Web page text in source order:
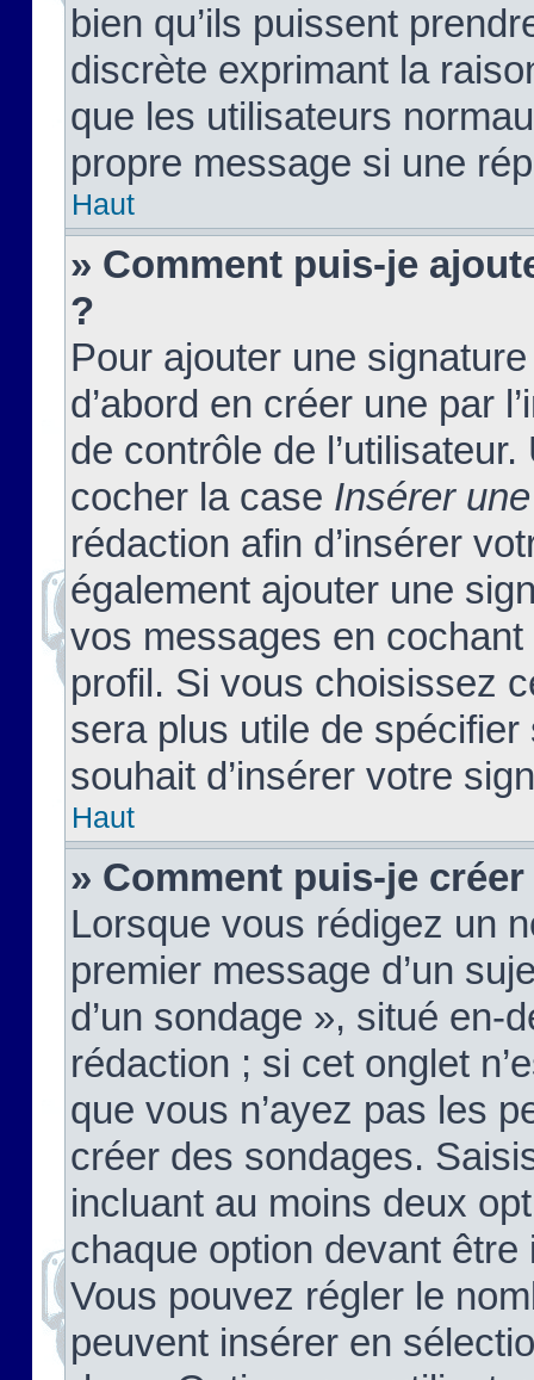
bien qu’ils puissent
discrète exprimant la
que les utilisateurs
propre message si une
Haut
» Comment puis-je
?
Pour ajouter une
d’abord en créer une par
de contrôle de
cocher la case Insérer
rédaction afin d’insérer
également ajouter une
vos messages en
profil. Si vous choisissez
sera plus utile de
souhait d’insérer votre
Haut
» Comment puis-je
Lorsque vous rédigez un
premier message d’un
d’un sondage », situé en-
rédaction ; si cet onglet
que vous n’ayez pas les
créer des sondages.
incluant au moins deux
chaque option devant
Vous pouvez régler le
peuvent insérer en